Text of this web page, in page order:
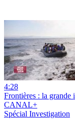
4:28
Frontières : la
CANAL+
Spécial Investigation